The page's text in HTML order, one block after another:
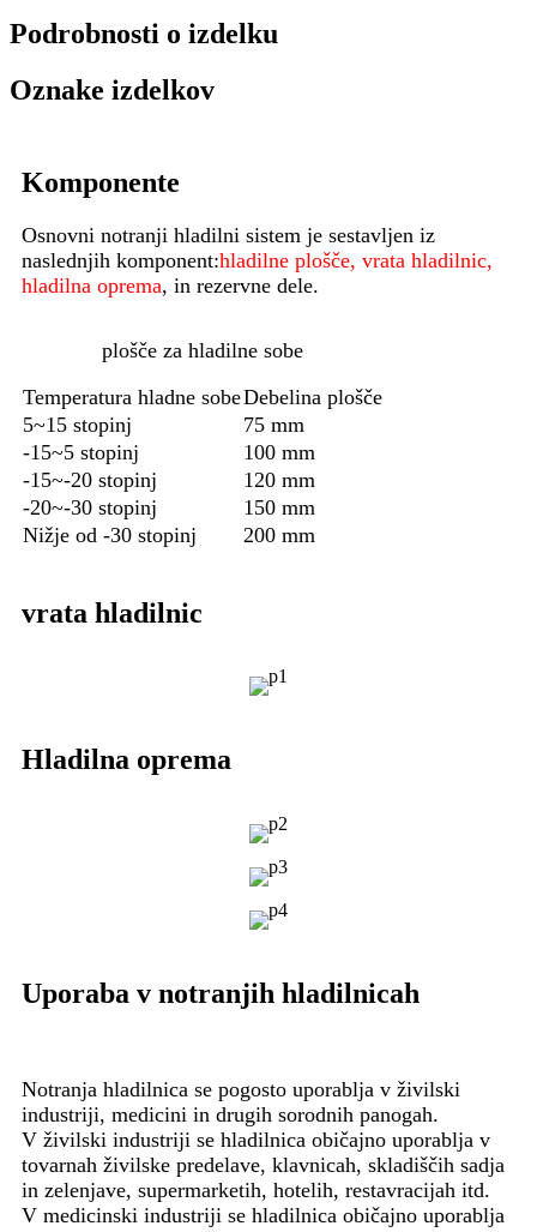
Podrobnosti o izdelku
Oznake izdelkov
Komponente
Osnovni notranji hladilni sistem je sestavljen iz
naslednjih komponent:hladilne plošče, vrata hladilnic,
hladilna oprema, in rezervne dele.
plošče za hladilne sobe
Temperatura hladne sobeDebelina plošče
5~15 stopinj
75 mm
-15~5 stopinj
100 mm
-15~-20 stopinj
120 mm
-20~-30 stopinj
150 mm
Nižje od -30 stopinj
200 mm
vrata hladilnic
Hladilna oprema
Uporaba v notranjih hladilnicah
Notranja hladilnica se pogosto uporablja v živilski
industriji, medicini in drugih sorodnih panogah.
V živilski industriji se hladilnica običajno uporablja v
tovarnah živilske predelave, klavnicah, skladiščih sadja
in zelenjave, supermarketih, hotelih, restavracijah itd.
V medicinski industriji se hladilnica običajno uporablja